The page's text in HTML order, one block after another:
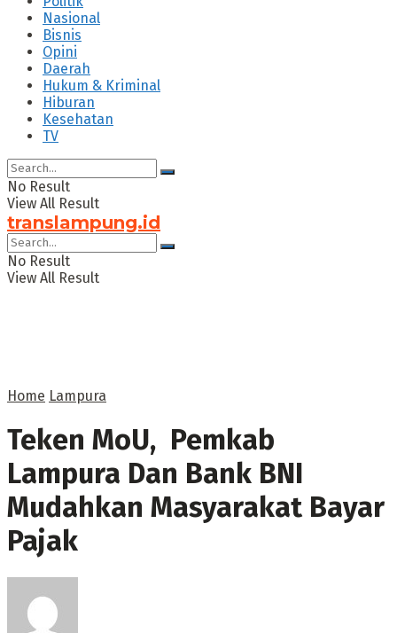
Nasional
Bisnis
Opini
Daerah
Hukum & Kriminal
Hiburan
Kesehatan
TV
No Result
View All Result
translampung.id
No Result
View All Result
Home Lampura
Teken MoU, Pemkab
Lampura Dan Bank BNI
Mudahkan Masyarakat Bayar
Pajak